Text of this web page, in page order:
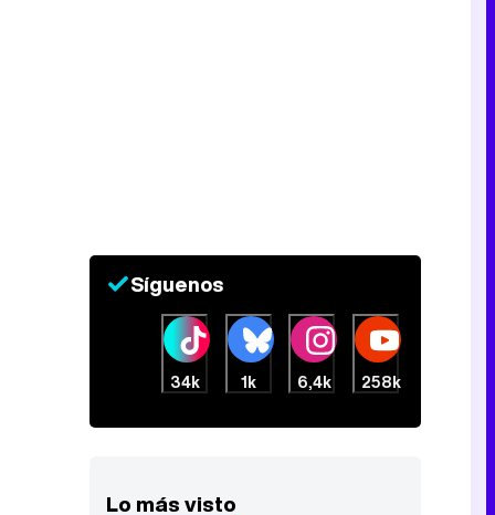
Síguenos
34k 1k 6,4k 258k
Lo más visto